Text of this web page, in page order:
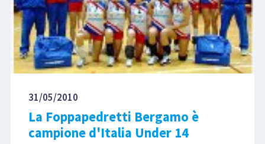
31/05/2010
La Foppapedretti Bergamo è
campione d'Italia Under 14